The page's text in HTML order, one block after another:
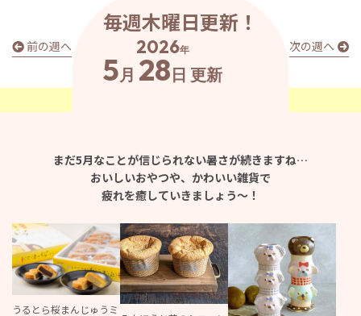
前の週へ
毎週木曜日更新！
2026年
5 月 28日 更新
次の週へ
まだ5月なことが信じられない暑さが続きますね…
おいしいおやつや、かわいい雑貨で
疲れを癒していきましょう～！
うるとら桜まんじゅうミ